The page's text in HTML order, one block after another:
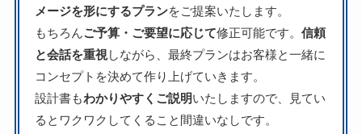
メージを形にするプランをご提案いたします。
もちろんご予算・ご要望に応じて修正可能です。 信頼
と会話を重視しながら、最終プランはお客様と一緒に
コンセプトを決めて作り上げていきます。
設計書もわかりやすくご説明いたしますので、見てい
るとワクワクしてくること間違いなしです。